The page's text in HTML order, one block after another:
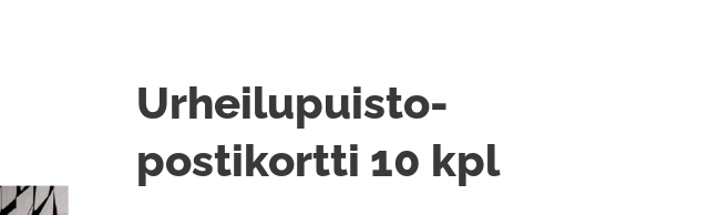
Urheilupuisto-
postikortti 10 kpl